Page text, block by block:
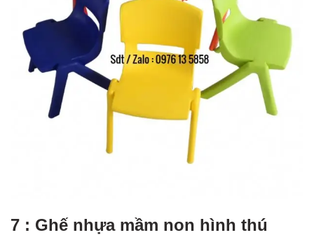
7 : Ghế nhựa mầm non hình thú